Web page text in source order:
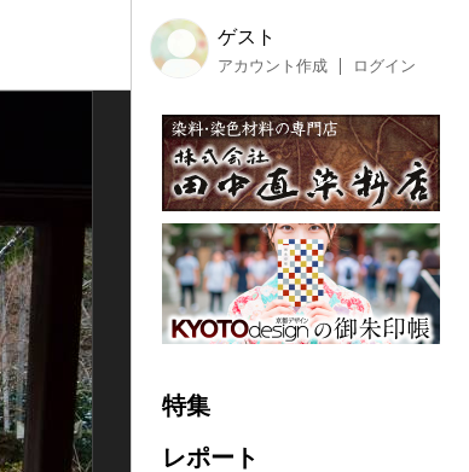
ゲスト
アカウント作成 ログイン
特集
レポート